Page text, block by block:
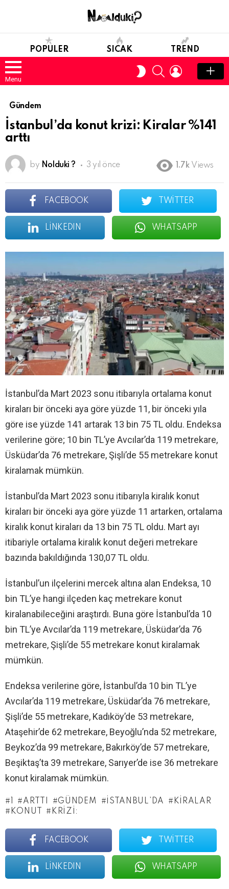
POPULER SICAK TREND
Menu
SWITCH
SKIN
SEARCHLOGIN
Gündem
İstanbul’da konut krizi: Kiralar %141
arttı
by Nolduki ? 3 yıl önce 1.7k Views
FACEBOOK TWITTER
LINKEDIN WHATSAPP
İstanbul’da Mart 2023 sonu itibarıyla ortalama konut
kiraları bir önceki aya göre yüzde 11, bir önceki yıla
göre ise yüzde 141 artarak 13 bin 75 TL oldu. Endeksa
verilerine göre; 10 bin TL’ye Avcılar’da 119 metrekare,
Üsküdar’da 76 metrekare, Şişli’de 55 metrekare konut
kiralamak mümkün.
İstanbul’da Mart 2023 sonu itibarıyla kiralık konut
kiraları bir önceki aya göre yüzde 11 artarken, ortalama
kiralık konut kiraları da 13 bin 75 TL oldu. Mart ayı
itibariyle ortalama kiralık konut değeri metrekare
bazında bakıldığında 130,07 TL oldu.
İstanbul’un ilçelerini mercek altına alan Endeksa, 10
bin TL’ye hangi ilçeden kaç metrekare konut
kiralanabileceğini araştırdı. Buna göre İstanbul’da 10
bin TL’ye Avcılar’da 119 metrekare, Üsküdar’da 76
metrekare, Şişli’de 55 metrekare konut kiralamak
mümkün.
Endeksa verilerine göre, İstanbul’da 10 bin TL’ye
Avcılar’da 119 metrekare, Üsküdar’da 76 metrekare,
Şişli’de 55 metrekare, Kadıköy’de 53 metrekare,
Ataşehir’de 62 metrekare, Beyoğlu’nda 52 metrekare,
Beykoz’da 99 metrekare, Bakırköy’de 57 metrekare,
Beşiktaş’ta 39 metrekare, Sarıyer’de ise 36 metrekare
konut kiralamak mümkün.
1 ARTTI GÜNDEM İSTANBUL’DA
KIRALAR
KONUT
KRIZI:
FACEBOOK TWITTER
LINKEDIN WHATSAPP